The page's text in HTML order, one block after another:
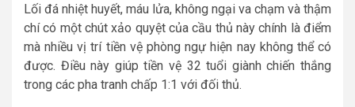
Lối đá nhiệt huyết, máu lửa, không ngại va chạm và thậm
chí có một chút xảo quyệt của cầu thủ này chính là điểm
mà nhiều vị trí tiền vệ phòng ngự hiện nay không thể có
được. Điều này giúp tiền vệ 32 tuổi giành chiến thắng
trong các pha tranh chấp 1:1 với đối thủ.